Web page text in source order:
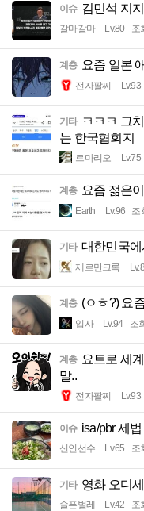
이슈 김민석 지
갈마갈마 Lv.80 조
계층 요즘 일본
전자팔찌 Lv.93
기타
ㅋㅋㅋ 그
는 한국협회지
르마리오 Lv.75
계층 요즘 젊은
Earth Lv.96 조
기타 대한민국에
제르만크록
계층 (ㅇㅎ?) 요
입사 Lv.94 조
계층 요트로 세
말..
전자팔찌 Lv.93
이슈 isa/pbr 세법
신인선수 Lv.65 조
기타 영화 오디
슬픈벌레 Lv.42 조